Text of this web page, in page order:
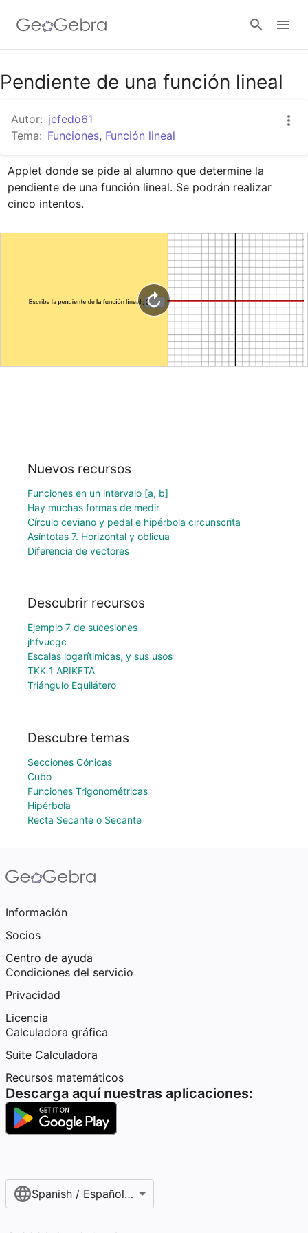
Google Classroom
GeoGebra Classroom
Abrir sesión
Pendiente de una función lineal
Autor: jefedo61
Tema: Funciones, Función lineal
Applet donde se pide al alumno que determine la
pendiente de una función lineal. Se podrán realizar
cinco intentos.
Nuevos recursos
Funciones en un intervalo [a, b]
Hay muchas formas de medir
Círculo ceviano y pedal e hipérbola circunscrita
Asíntotas 7. Horizontal y oblicua
Diferencia de vectores
Descubrir recursos
Ejemplo 7 de sucesiones
jhfvucgc
Escalas logarítimicas, y sus usos
TKK 1 ARIKETA
Triángulo Equilátero
Descubre temas
Secciones Cónicas
Cubo
Funciones Trigonométricas
Hipérbola
Recta Secante o Secante
Información
Socios
Centro de ayuda
Condiciones del servicio
Privacidad
Licencia
Calculadora gráfica
Suite Calculadora
Recursos matemáticos
Descarga aquí nuestras aplicaciones:
Spanish / Español (internacional)